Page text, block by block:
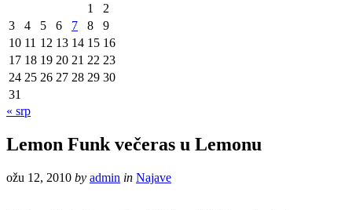
1
2
3
4 5 6 7 8
9
10 11 12 13 14 15 16
17 18 19 20 21 22 23
24 25 26 27 28 29 30
31
« srp
Lemon Funk večeras u Lemonu
ožu 12, 2010 by admin in Najave